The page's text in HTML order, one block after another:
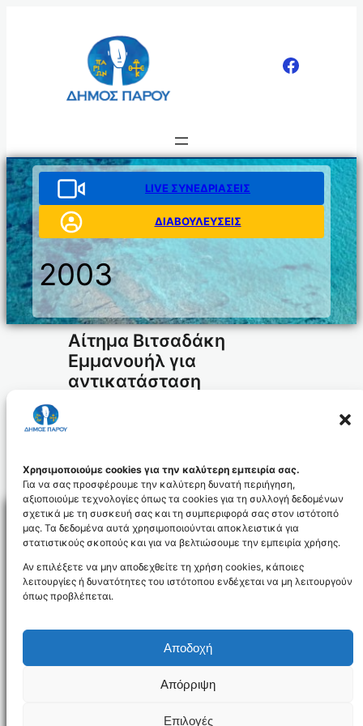
Χρησιμοποιούμε cookies για την καλύτερη εμπειρία σας.
Για να σας προσφέρουμε την καλύτερη δυνατή περιήγηση,
αξιοποιούμε τεχνολογίες όπως τα cookies για τη συλλογή δεδομένων
σχετικά με τη συσκευή σας και τη συμπεριφορά σας στον ιστότοπό
μας. Τα δεδομένα αυτά χρησιμοποιούνται αποκλειστικά για
στατιστικούς σκοπούς και για να βελτιώσουμε την εμπειρία χρήσης.
Αν επιλέξετε να μην αποδεχθείτε τη χρήση cookies, κάποιες
λειτουργίες ή δυνατότητες του ιστότοπου ενδέχεται να μη λειτουργούν
όπως προβλέπεται.
Αποδοχή
Απόρριψη
Επιλογές
LIVE ΣΥΝΕΔΡΙΑΣΕΙΣ
ΔΙΑΒΟΥΛΕΥΣΕΙΣ
2003
Αίτημα Βιτσαδάκη
Εμμανουήλ για
αντικατάσταση
NEWSLETTER
Δήλωση Προσβασιμότητας
Δήμος Πάρου